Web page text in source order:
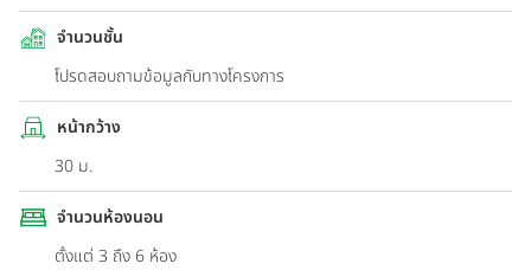
จำนวนชั้น
โปรดสอบถามข้อมูลกับทางโครงการ
หน้ากว้าง
30 ม.
จำนวนห้องนอน
ตั้งแต่ 3 ถึง 6 ห้อง